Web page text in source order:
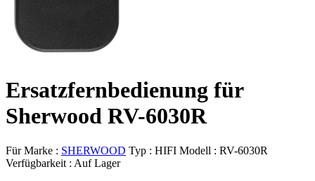
Ersatzfernbedienung für
Sherwood RV-6030R
Für Marke : SHERWOOD Typ : HIFI Modell : RV-6030R
Verfügbarkeit : Auf Lager